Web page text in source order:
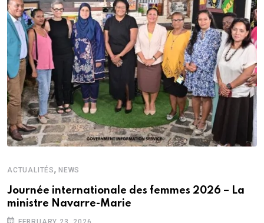
ACTUALITÉS, NEWS
Journée internationale des femmes 2026 – La
ministre Navarre-Marie